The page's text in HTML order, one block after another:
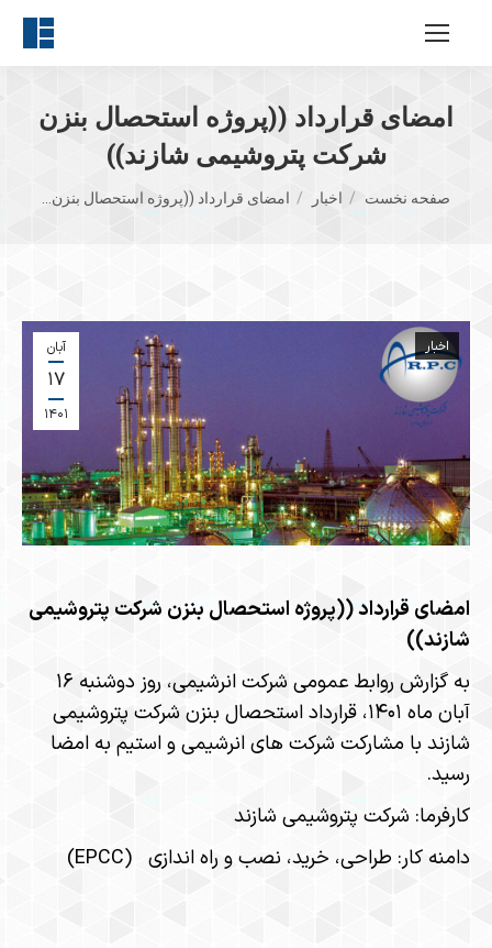
امضای قرارداد ((پروژه استحصال بنزن
شرکت پتروشیمی شازند))
مکان شما:
صفحه نخست اخبار امضای قرارداد ((پروژه استحصال بنزن…
آبان
۱۷
۱۴۰۱
اخبار
امضای قرارداد ((پروژه استحصال بنزن شرکت پتروشیمی
شازند))
به گزارش روابط‎ عمومی شرکت انرشیمی، روز دوشنبه ۱۶
آبان ماه ۱۴۰۱، قرارداد استحصال بنزن شرکت پتروشیمی
شازند با مشارکت شرکت های انرشیمی و استیم به امضا
رسید.
کارفرما: شرکت پتروشیمی شازند
دامنه کار: طراحی، خرید، نصب و راه اندازی (EPCC)